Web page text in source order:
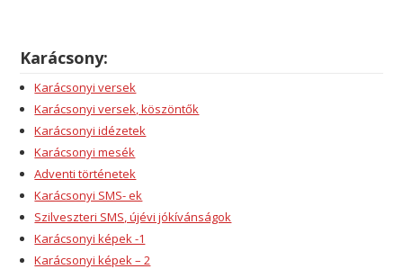
Karácsony:
Karácsonyi versek
Karácsonyi versek, köszöntők
Karácsonyi idézetek
Karácsonyi mesék
Adventi történetek
Karácsonyi SMS- ek
Szilveszteri SMS, újévi jókívánságok
Karácsonyi képek -1
Karácsonyi képek – 2